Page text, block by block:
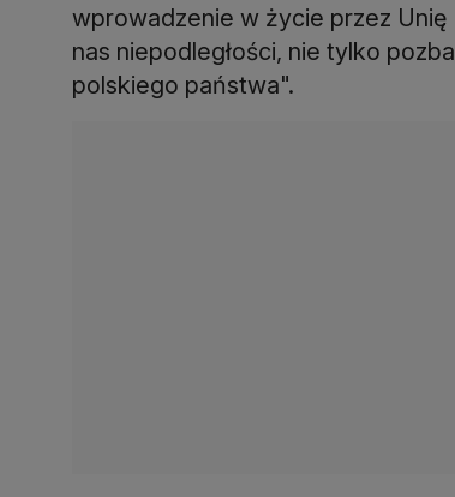
wprowadzenie w życie przez
nas niepodległości, nie tylko
polskiego państwa".